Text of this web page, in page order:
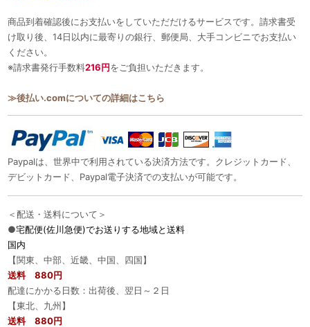
商品到着確認後にお支払いをしていただだけるサービスです。請求書受
け取り後、14日以内に最寄りの銀行、郵便局、大手コンビニでお支払い
ください。
※請求書発行手数料216円をご負担いただきます。
≫後払い.comについての詳細はこちら
Paypalは、世界中で利用されている決済方法です。クレジットカード、
デビットカード、Paypal電子決済での支払いが可能です。
＜配送・送料について＞
●宅配便(佐川急便)でお送りする地域と送料
国内
【関東、中部、近畿、中国、四国】
送料 880円
配達にかかる日数：出荷後、翌日～２日
【東北、九州】
送料 880円